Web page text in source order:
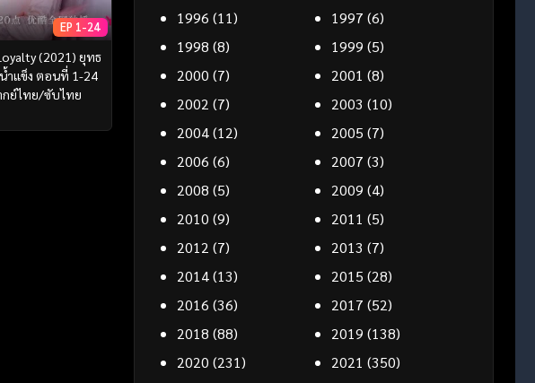
EP 1-24
(2021) ยุทธ
ำแข็ง ตอนที่ 1-24
ย์ไทย/ซับไทย
1996 (11) 1997 (6)
1998 (8) 1999 (5)
2000 (7) 2001 (8)
2002 (7) 2003 (10)
2004(12) 2005 (7)
2006 (6) 2007 (3)
2008 (5) 2009 (4)
2010 (9) 2011 (5)
2012 (7) 2013 (7)
2014(13) 2015 (28)
2016 (36) 2017 (52)
2018 (88) 2019 (138)
2020 (231) 2021 (350)